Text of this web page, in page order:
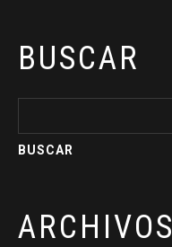
BUSCAR
ARCHIVOS